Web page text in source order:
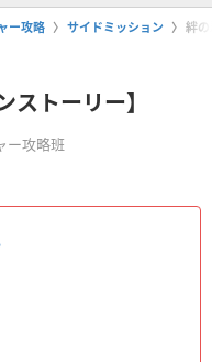
ー攻略 サイドミッション 絆
トーリー】
ー攻略班